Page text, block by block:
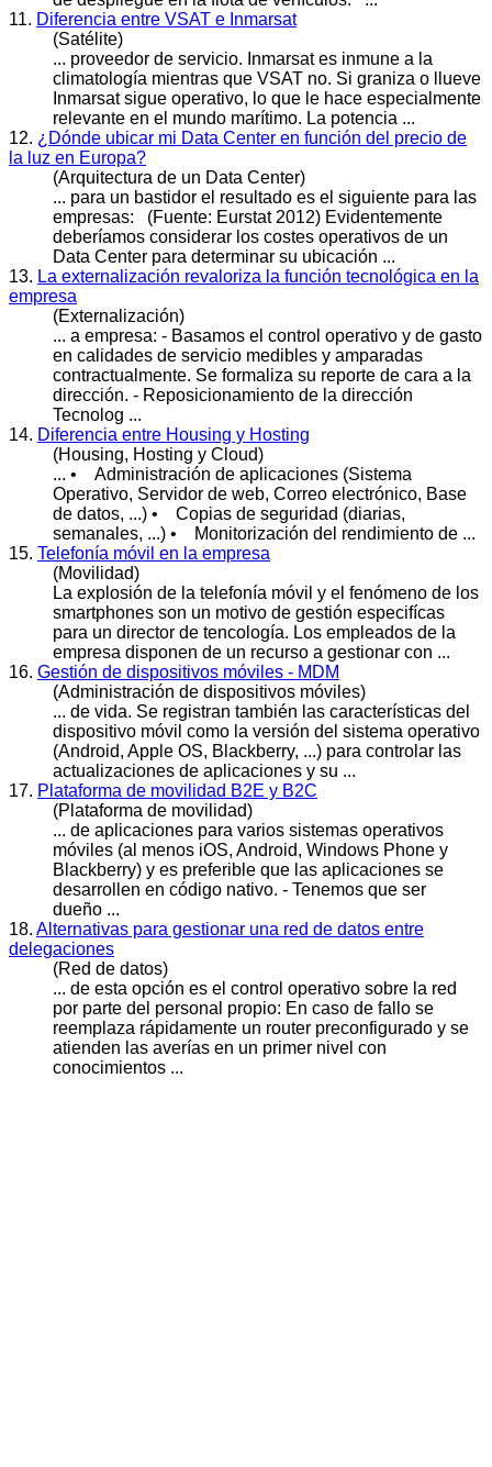
11. Diferencia entre VSAT e Inmarsat
(Satélite)
... proveedor de servicio. Inmarsat es inmune a la
climatología mientras que VSAT no. Si graniza o llueve
Inmarsat sigue operativo, lo que le hace especialmente
relevante en el mundo marítimo. La potencia ...
12. ¿Dónde ubicar mi Data Center en función del precio de
la luz en Europa?
(Arquitectura de un Data Center)
... para un bastidor el resultado es el siguiente para las
empresas: (Fuente: Eurstat 2012) Evidentemente
deberíamos considerar los costes operativos de un
Data Center para determinar su ubicación ...
13. La externalización revaloriza la función tecnológica en la
empresa
(Externalización)
... a empresa: - Basamos el control operativo y de gasto
en calidades de servicio medibles y amparadas
contractualmente. Se formaliza su reporte de cara a la
dirección. - Reposicionamiento de la dirección
Tecnolog ...
14. Diferencia entre Housing y Hosting
(Housing, Hosting y Cloud)
... • Administración de aplicaciones (Sistema
Operativo, Servidor de web, Correo electrónico, Base
de datos, ...) • Copias de seguridad (diarias,
semanales, ...) • Monitorización del rendimiento de ...
15. Telefonía móvil en la empresa
(Movilidad)
La explosión de la telefonía móvil y el fenómeno de los
smartphones son un motivo de gestión especifícas
para un director de tencología. Los empleados de la
empresa disponen de un recurso a gestionar con ...
16. Gestión de dispositivos móviles - MDM
(Administración de dispositivos móviles)
... de vida. Se registran también las características del
dispositivo móvil como la versión del sistema operativo
(Android, Apple OS, Blackberry, ...) para controlar las
actualizaciones de aplicaciones y su ...
17. Plataforma de movilidad B2E y B2C
(Plataforma de movilidad)
... de aplicaciones para varios sistemas operativos
móviles (al menos iOS, Android, Windows Phone y
Blackberry) y es preferible que las aplicaciones se
desarrollen en código nativo. - Tenemos que ser
dueño ...
18. Alternativas para gestionar una red de datos entre
delegaciones
(Red de datos)
... de esta opción es el control operativo sobre la red
por parte del personal propio: En caso de fallo se
reemplaza rápidamente un router preconfigurado y se
atienden las averías en un primer nivel con
conocimientos ...